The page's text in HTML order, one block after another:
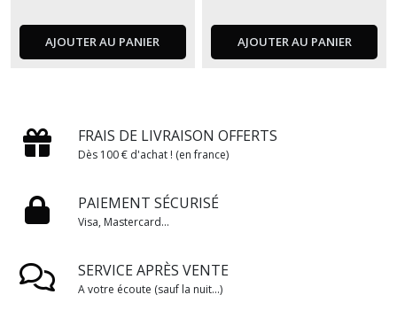
AJOUTER AU PANIER AJOUTER AU PANIER
FRAIS DE LIVRAISON OFFERTS
Dès 100 € d'achat ! (en france)
PAIEMENT SÉCURISÉ
Visa, Mastercard...
SERVICE APRÈS VENTE
A votre écoute (sauf la nuit...)